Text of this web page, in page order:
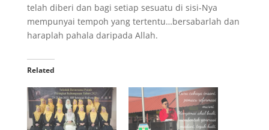
telah diberi dan bagi setiap sesuatu di sisi-Nya
mempunyai tempoh yang tertentu…bersabarlah dan
haraplah pahala daripada Allah.
Related